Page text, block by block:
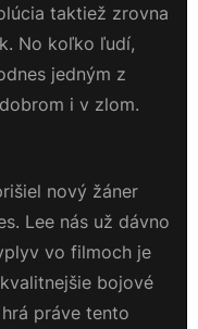
taktiež zrovna
No koľko ľudí,
jedným z
i v zlom.
nový žáner
Lee nás už dávno
vo filmoch je
bojové
práve tento